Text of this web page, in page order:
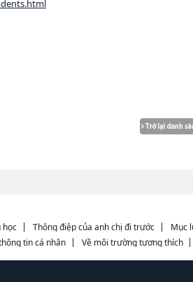
học Thông điệp của anh chị đi trước Mục
tin cá nhân Về môi trường tương thích